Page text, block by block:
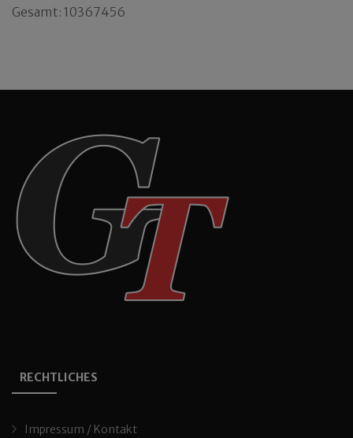
Gesamt: 10367456
RECHTLICHES
Impressum / Kontakt